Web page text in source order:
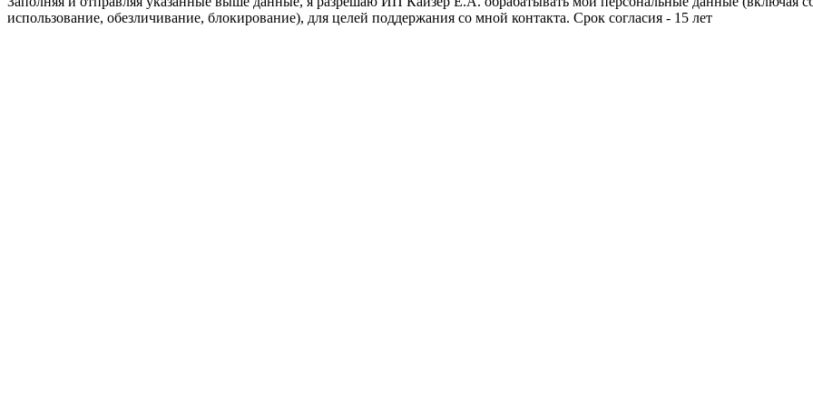
использование, обезличивание, блокирование), для целей поддержания со мной контакта. Срок согласия - 15 лет